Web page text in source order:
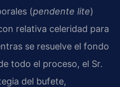
(pendente lite)
relativa celeridad para
se resuelve el fondo
todo el proceso, el Sr.
del bufete,